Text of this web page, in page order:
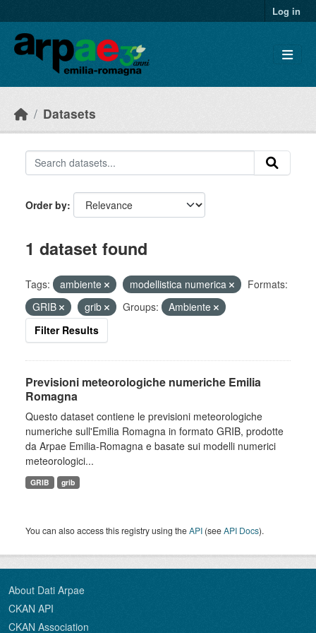
Log in
Datasets
Order by
1 dataset found
Tags: ambiente modellistica numerica
Formats:
GRIB
grib Groups:
Ambiente
Filter Results
Previsioni meteorologiche numeriche Emilia
Romagna
Questo dataset contiene le previsioni meteorologiche
numeriche sull'Emilia Romagna in formato GRIB, prodotte
da Arpae Emilia-Romagna e basate sui modelli numerici
meteorologici...
GRIB grib
You can also access this registry using theAPI (seeAPI Docs).
About Dati Arpae
CKAN API
CKAN Association